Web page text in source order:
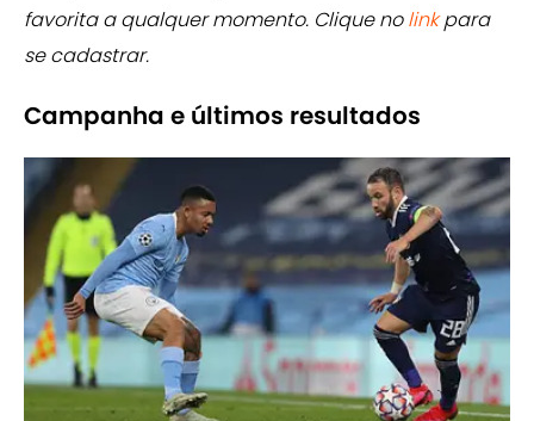
favorita a qualquer momento. Clique nolinkpara
se cadastrar.
Campanha e últimos resultados